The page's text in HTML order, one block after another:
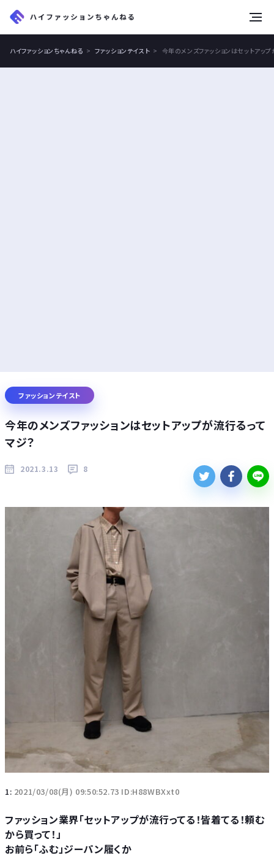
ハイファッションちゃんねる ファッションテイスト 今年のメンズファッションはセットアッ
ファッションテイスト
今年のメンズファッションはセットアップが流行るって
マジ？
2021.3.13 8
1: 2021/03/08(月) 09:50:52.73 ID:H88WBXxt0
ファッション業界「セットアップが流行ってる！皆着てる！頼む
から買って！」
お前ら「ふむ」ジーパン履くか